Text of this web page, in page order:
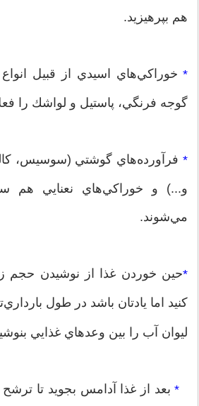
هم بپرهيزيد.
*خوراكي‌هاي اسيدي از قبيل انواع
گوجه فرنگي، پاستيل و لواشك را
*فرآورده‌هاي گوشتي (سوسيس،
و...) و خوراكي‌هاي نعنايي
مي‌شوند.
*حين خوردن غذا از نوشيدن حجم
كنيد اما يادتان باشد در طول
ليوان آب را بين و‌عد‌‌هاي غذايي
*بعد از غذا آدامس بجويد تا ترشح